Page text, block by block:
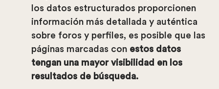
los datos estructurados proporcionen
información más detallada y auténtica
sobre foros y perfiles, es posible que las
páginas marcadas con estos datos
tengan una mayor visibilidad en los
resultados de búsqueda.